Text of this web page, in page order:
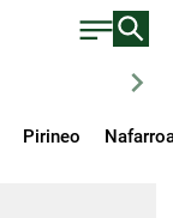
chevron_right
Pirineo